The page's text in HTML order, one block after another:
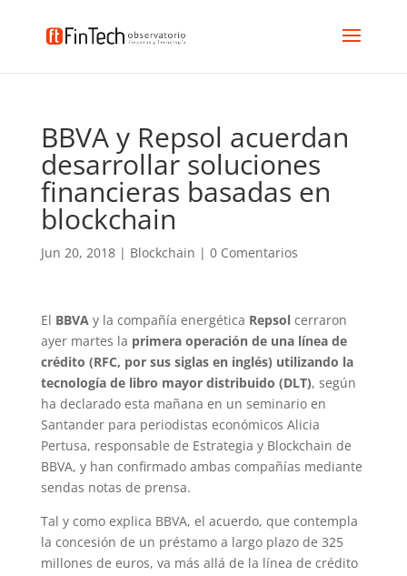
BBVA y Repsol acuerdan
desarrollar soluciones
financieras basadas en
blockchain
Jun 20, 2018| Blockchain | 0 Comentarios
El BBVAy la compañía energética Repsolcerraron
ayer martes la primera operación de una línea de
crédito (RFC, por sus siglas en inglés) utilizando la
tecnología de libro mayor distribuido (DLT), según
ha declarado esta mañana en un seminario en
Santander para periodistas económicos Alicia
Pertusa, responsable de Estrategia y Blockchain de
BBVA, y han confirmado ambas compañías mediante
sendas notas de prensa.
Tal y como explica BBVA, el acuerdo, que contempla
la concesión de un préstamo a largo plazo de 325
millones de euros, va más allá de la línea de crédito